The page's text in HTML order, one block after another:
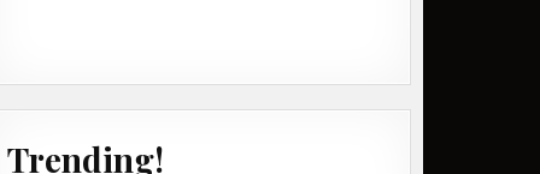
Trending!